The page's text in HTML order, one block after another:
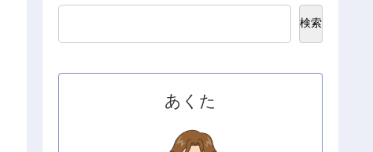
検索
あくた